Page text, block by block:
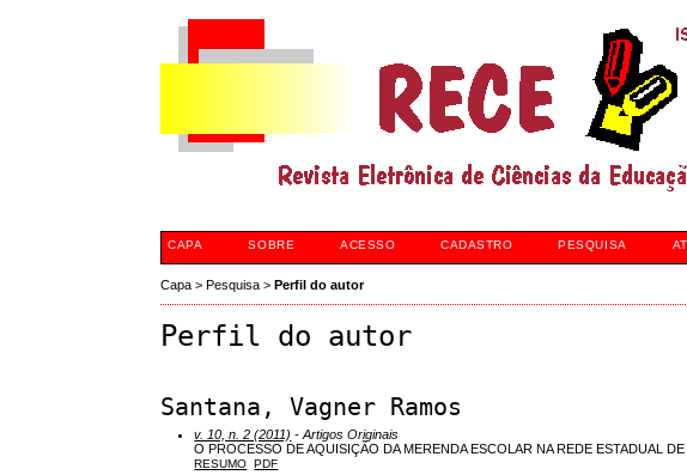
CAPA SOBRE ACESSO CADASTRO PESQUISA
Capa >Pesquisa >Perfil do autor
Perfil do autor
Santana, Vagner Ramos
v. 10, n. 2 (2011) - Artigos Originais
O PROCESSO DE AQUISIÇÃO DA MERENDA ESCOLAR NA REDE ESTADUAL
RESUMO PDF